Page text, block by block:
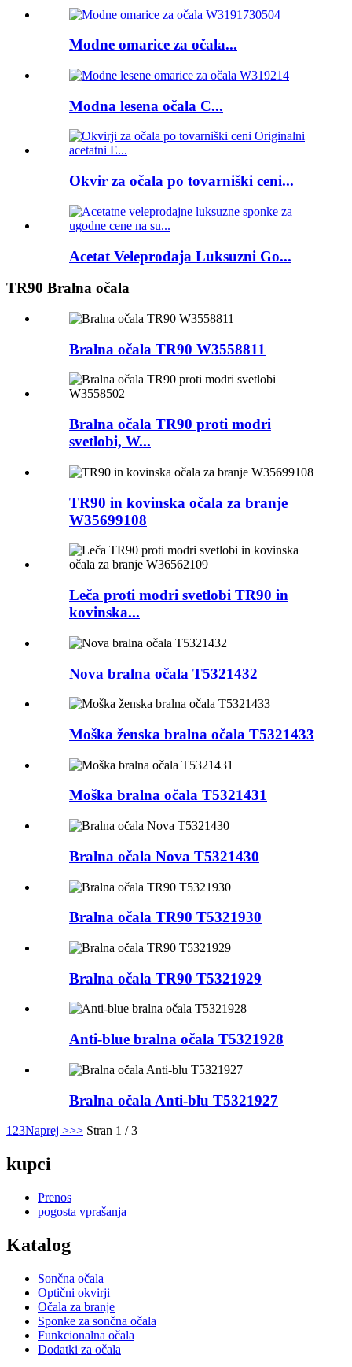
Modne omarice za očala...
Modna lesena očala C...
Okvir za očala po tovarniški ceni...
Acetat Veleprodaja Luksuzni Go...
TR90 Bralna očala
Bralna očala TR90 W3558811
Bralna očala TR90 proti modri
svetlobi, W...
TR90 in kovinska očala za branje
W35699108
Leča proti modri svetlobi TR90 in
kovinska...
Nova bralna očala T5321432
Moška ženska bralna očala T5321433
Moška bralna očala T5321431
Bralna očala Nova T5321430
Bralna očala TR90 T5321930
Bralna očala TR90 T5321929
Anti-blue bralna očala T5321928
Bralna očala Anti-blu T5321927
1 23Naprej >>> Stran 1 / 3
kupci
Prenos
pogosta vprašanja
Katalog
Sončna očala
Optični okvirji
Očala za branje
Sponke za sončna očala
Funkcionalna očala
Dodatki za očala